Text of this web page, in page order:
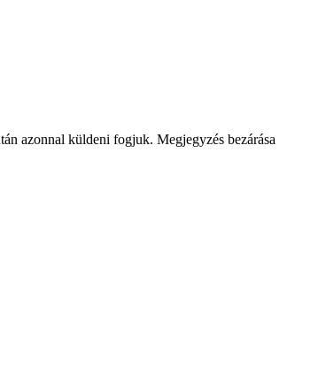
azonnal küldeni fogjuk. Megjegyzés bezárása